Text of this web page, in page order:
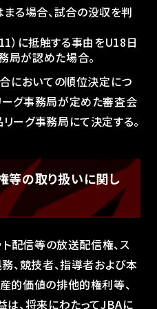
る場合、試合の没収を判
）に抵触する事由をU18日
局が認めた場合。
においての順位決定につ
ーグ事務局が定めた審査会
ーグ事務局にて決定する。
等の取り扱いに関し
ト配信等の放送配信権、ス
、競技者、指導者および本
的価値の排他的権利等、
、将来にわたってJBAに